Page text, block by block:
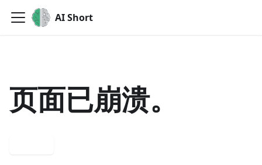
AI Short
页面已崩溃。